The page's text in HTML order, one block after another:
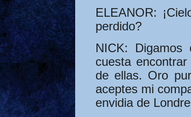
ELEANOR:
perdido?
NICK:
cuesta
de ellas. Oro
aceptes mi
envidia de